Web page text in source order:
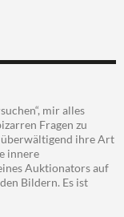
mir alles
Fragen zu
überwältigend ihre Art
innere
Auktionators auf
Bildern. Es ist